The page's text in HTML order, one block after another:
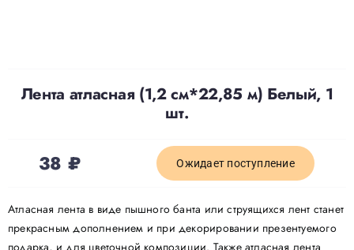
Политика конфиденциальности
Лента атласная (1,2 см*22,85 м) Белый, 1
шт.
38 ₽ Ожидает поступление
Атласная лента в виде пышного банта или струящихся лент станет
прекрасным дополнением и при декорировании презентуемого